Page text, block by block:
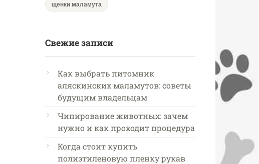
щенки маламута
Свежие записи
Как выбрать питомник
аляскинских маламутов: советы
будущим владельцам
Чипирование животных: зачем
нужно и как проходит процедура
Когда стоит купить
полиэтиленовую пленку рукав